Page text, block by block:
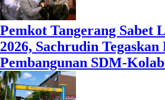
Pemkot Tangerang Sabet
2026, Sachrudin Tegaskan
Pembangunan SDM-